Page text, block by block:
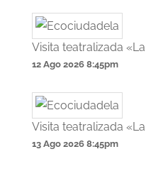
Visita teatralizada
12 Ago 2026 8:45pm
Visita teatralizada
13 Ago 2026 8:45pm